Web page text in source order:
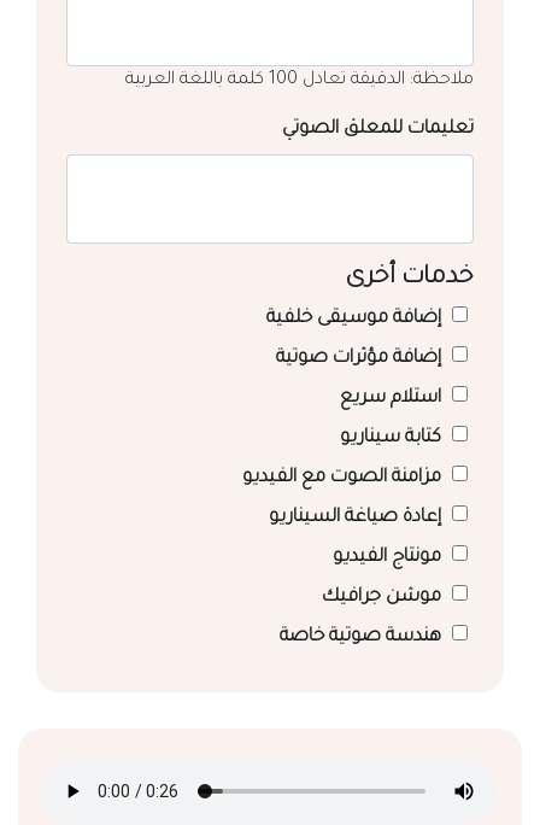
ملاحظة: الدقيقة تعادل 100 كلمة باللغة العربية
تعليمات للمعلق الصوتي
خدمات أخرى
إضافة موسيقى خلفية
إضافة مؤثرات صوتية
استلام سريع
كتابة سيناريو
مزامنة الصوت مع الفيديو
إعادة صياغة السيناريو
مونتاج الفيديو
موشن جرافيك
هندسة صوتية خاصة